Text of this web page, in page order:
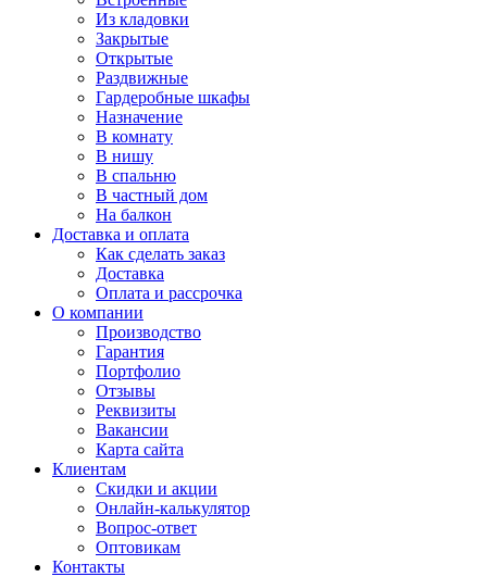
Из кладовки
Закрытые
Открытые
Раздвижные
Гардеробные шкафы
Назначение
В комнату
В нишу
В спальню
В частный дом
На балкон
Доставка и оплата
Как сделать заказ
Доставка
Оплата и рассрочка
О компании
Производство
Гарантия
Портфолио
Отзывы
Реквизиты
Вакансии
Карта сайта
Клиентам
Скидки и акции
Онлайн-калькулятор
Вопрос-ответ
Оптовикам
Контакты